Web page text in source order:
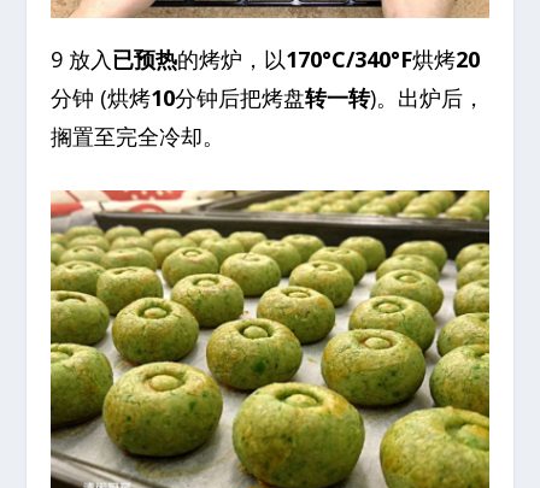
9 放入已预热的烤炉，以170°C/340°F烘烤20
分钟 (烘烤10分钟后把烤盘转一转)。出炉后，
搁置至完全冷却。